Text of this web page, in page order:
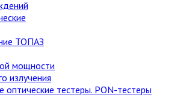
ТОПАЗ
мощности
излучения
оптические тестеры. PON-тестеры